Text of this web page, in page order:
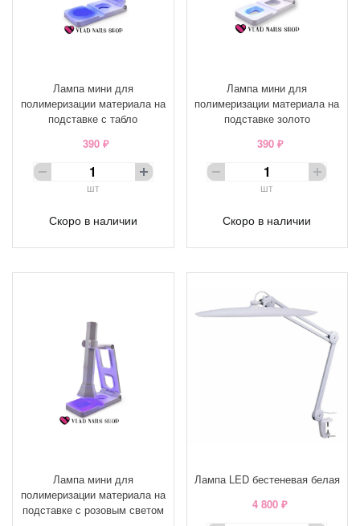
Лампа мини для
полимеризации материала на
подставке с табло
390 ₽
шт
Скоро в наличии
Лампа мини для
полимеризации материала на
подставке золото
390 ₽
шт
Скоро в наличии
Лампа мини для
полимеризации материала на
подставке с розовым светом
Лампа LED бестеневая белая
4 800 ₽